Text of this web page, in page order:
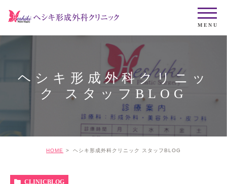
ヘシキ形成外科クリニッ
ク スタッフBLOG
HOME ヘシキ形成外科クリニック スタッフBLOG
CLINICBLOG